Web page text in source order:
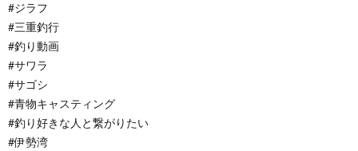
#ジラフ
#三重釣行
#釣り動画
#サワラ
#サゴシ
#青物キャスティング
#釣り好きな人と繋がりたい
#伊勢湾